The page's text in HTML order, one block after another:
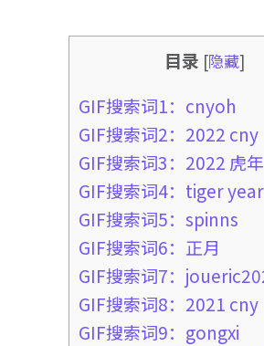
目录 [隐藏]
GIF搜索词1：cnyoh
GIF搜索词2：2022 cny
GIF搜索词3：2022 虎年
GIF搜索词4：tiger year
GIF搜索词5：spinns
GIF搜索词6：正月
GIF搜索词7：
GIF搜索词8：2021 cny
GIF搜索词9：gongxi